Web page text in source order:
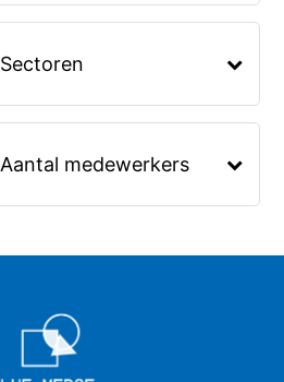
Sectoren
Aantal medewerkers